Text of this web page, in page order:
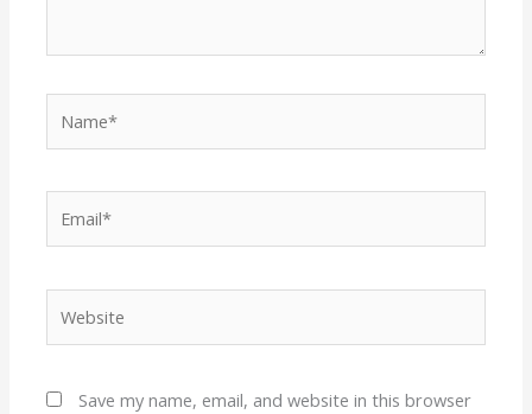
Save my name, email, and website in this browser